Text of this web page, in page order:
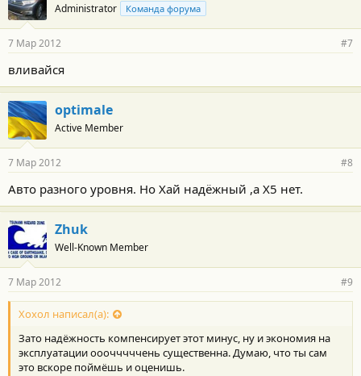
Administrator Команда форума
7 Мар 2012 #7
вливайся
optimale
Active Member
7 Мар 2012 #8
Авто разного уровня. Но Хай надёжный ,а X5 нет.
Zhuk
Well-Known Member
7 Мар 2012 #9
Хохол написал(а):
Зато надёжность компенсирует этот минус, ну и экономия на
эксплуатации ооочччччень существенна. Думаю, что ты сам
это вскоре поймёшь и оценишь.